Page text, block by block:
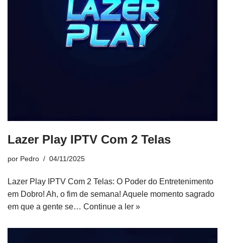
Lazer Play IPTV Com 2 Telas
por Pedro 04/11/2025
Lazer Play IPTV Com 2 Telas: O Poder do Entretenimento
em Dobro! Ah, o fim de semana! Aquele momento sagrado
em que a gente se… Continue a ler »